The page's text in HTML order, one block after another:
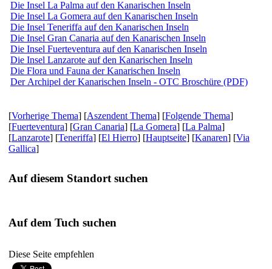
Die Insel La Palma auf den Kanarischen Inseln
Die Insel La Gomera auf den Kanarischen Inseln
Die Insel Teneriffa auf den Kanarischen Inseln
Die Insel Gran Canaria auf den Kanarischen Inseln
Die Insel Fuerteventura auf den Kanarischen Inseln
Die Insel Lanzarote auf den Kanarischen Inseln
Die Flora und Fauna der Kanarischen Inseln
Der Archipel der Kanarischen Inseln - OTC Broschüre (PDF)
[Vorherige Thema] [Aszendent Thema] [Folgende Thema]
[Fuerteventura] [Gran Canaria] [La Gomera] [La Palma]
[Lanzarote] [Teneriffa] [El Hierro] [Hauptseite] [Kanaren] [Via
Gallica]
Auf diesem Standort suchen
Auf dem Tuch suchen
Diese Seite empfehlen